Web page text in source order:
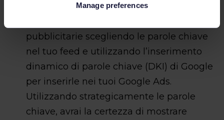
Manage preferences
: Con il giusto strumento PPC, puoi
pubblicitarie scegliendo le parole chiave
nel tuo feed e utilizzando l’inserimento
dinamico di parole chiave (DKI) di Google
per inserirle nei tuoi Google Ads.
Utilizzando strategicamente le parole
chiave, avrai la certezza di mostrare